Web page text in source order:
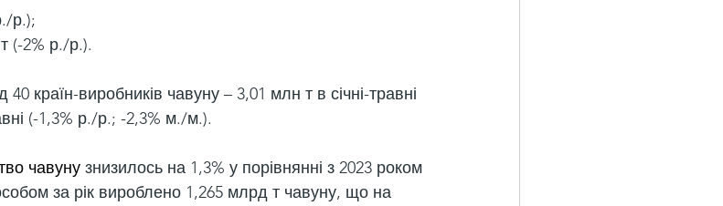
р.);
(-2% р./р.).
країн-виробників чавуну – 3,01 млн т в січні-травні
(-1,3% р./р.; -2,3% м./м.).
чавуну знизилось на 1,3% у порівнянні з 2023 роком
за рік вироблено 1,265 млрд т чавуну, що на